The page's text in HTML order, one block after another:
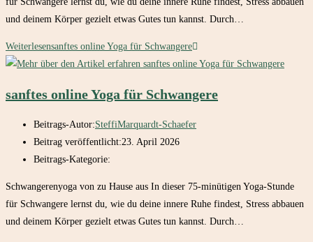
und deinem Körper gezielt etwas Gutes tun kannst. Durch…
Weiterlesensanftes online Yoga für Schwangere
sanftes online Yoga für Schwangere
Beitrags-Autor:SteffiMarquardt-Schaefer
Beitrag veröffentlicht:23. April 2026
Beitrags-Kategorie:
Schwangerenyoga von zu Hause aus In dieser 75-minütigen Yoga-Stunde
für Schwangere lernst du, wie du deine innere Ruhe findest, Stress abbauen
und deinem Körper gezielt etwas Gutes tun kannst. Durch…